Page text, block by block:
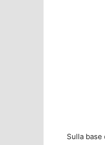
Sulla